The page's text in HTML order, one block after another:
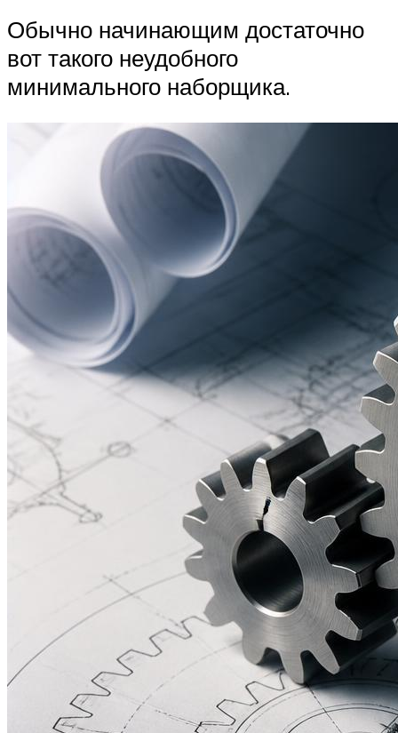
Обычно начинающим достаточно
вот такого неудобного
минимального наборщика.